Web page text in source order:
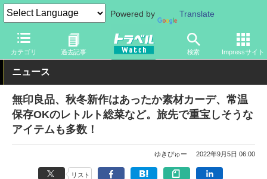
Powered by Translate
カテゴリ 過去記事 検索 Impressサイト
トラベル Watch 旅のアイテム 旅行グッズ
ニュース
無印良品、秋冬新作はあったか素材カーデ、常温
保存OKのレトルト総菜など。旅先で重宝しそうな
アイテムも多数！
ゆきぴゅー 2022年9月5日 06:00
リスト